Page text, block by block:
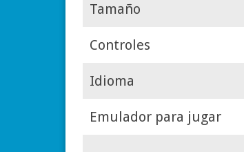
Tamaño
Controles
Idioma
Emulador para jugar